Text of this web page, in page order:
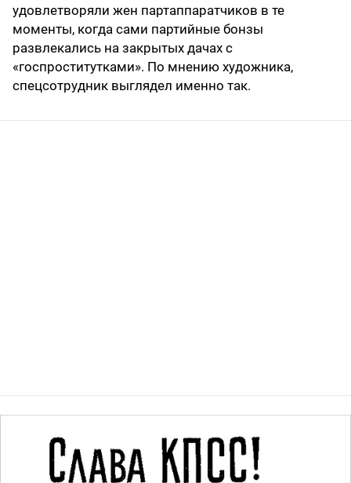
удовлетворяли жен партаппаратчиков в те
моменты, когда сами партийные бонзы
развлекались на закрытых дачах с
«госпроститутками». По мнению художника,
спецсотрудник выглядел именно так.